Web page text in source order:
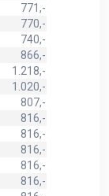
771,-
770,-
740,-
866,-
1.218,-
1.020,-
807,-
816,-
816,-
816,-
816,-
816,-